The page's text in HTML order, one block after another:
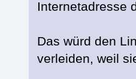
Internetadresse
Das würd den
verleiden, weil